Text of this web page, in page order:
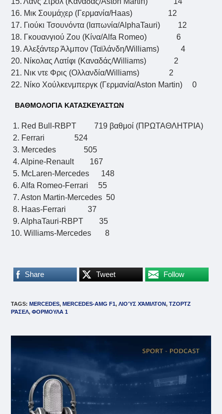
16. Μικ Σουμάχερ (Γερμανία/Haas) 12
17. Γιούκι Τσουνόντα (Ιαπωνία/AlphaTauri) 12
18. Γκουανγιού Ζου (Κίνα/Alfa Romeo) 6
19. Αλεξάντερ Άλμπον (Ταϊλάνδη/Williams) 4
20. Νίκολας Λατίφι (Καναδάς/Williams) 2
21. Νικ ντε Φρις (Ολλανδία/Williams) 2
22. Νίκο Χούλκενμπεργκ (Γερμανία/Aston Martin) 0
ΒΑΘΜΟΛΟΓΙΑ ΚΑΤΑΣΚΕΥΑΣΤΩΝ
1. Red Bull-RBPT 719 βαθμοί (ΠΡΩΤΑΘΛΗΤΡΙΑ)
2. Ferrari 524
3. Mercedes 505
4. Alpine-Renault 167
5. McLaren-Mercedes 148
6. Alfa Romeo-Ferrari 55
7. Aston Martin-Mercedes 50
8. Haas-Ferrari 37
9. AlphaTauri-RBPT 35
10. Williams-Mercedes 8
Share Tweet Follow
TAGS:MERCEDES, MERCEDES-AMG F1, ΛΙΟΎΣ ΧΆΜΙΛΤΟΝ, ΤΖΟΡΤΖ
ΡΆΣΕΛ, ΦΟΡΜΟΥΛΑ 1